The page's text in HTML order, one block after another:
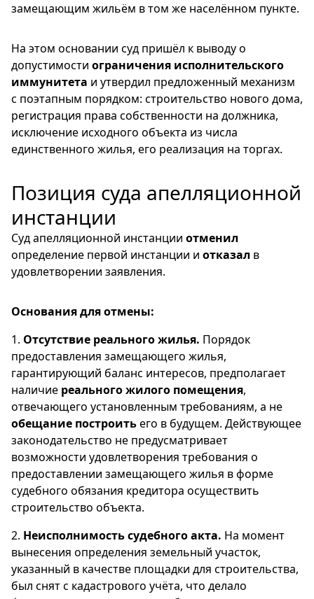
замещающим жильём в том же населённом пункте.
На этом основании суд пришёл к выводу о
допустимости ограничения исполнительского
иммунитета и утвердил предложенный механизм
с поэтапным порядком: строительство нового дома,
регистрация права собственности на должника,
исключение исходного объекта из числа
единственного жилья, его реализация на торгах.
Позиция суда апелляционной
инстанции
Суд апелляционной инстанции отменил
определение первой инстанции и отказал в
удовлетворении заявления.
Основания для отмены:
1. Отсутствие реального жилья. Порядок
предоставления замещающего жилья,
гарантирующий баланс интересов, предполагает
наличие реального жилого помещения,
отвечающего установленным требованиям, а не
обещание построитьего в будущем. Действующее
законодательство не предусматривает
возможности удовлетворения требования о
предоставлении замещающего жилья в форме
судебного обязания кредитора осуществить
строительство объекта.
2. Неисполнимость судебного акта. На момент
вынесения определения земельный участок,
указанный в качестве площадки для строительства,
был снят с кадастрового учёта, что делало